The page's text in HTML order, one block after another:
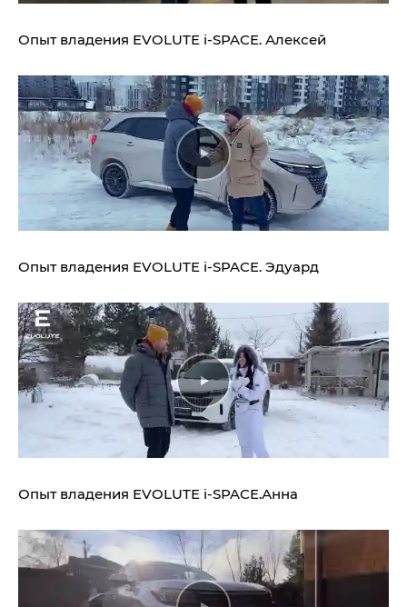
Опыт владения EVOLUTE i‑SPACE. Алексей
Опыт владения EVOLUTE i‑SPACE. Эдуард
Опыт владения EVOLUTE i‑SPACE.Анна